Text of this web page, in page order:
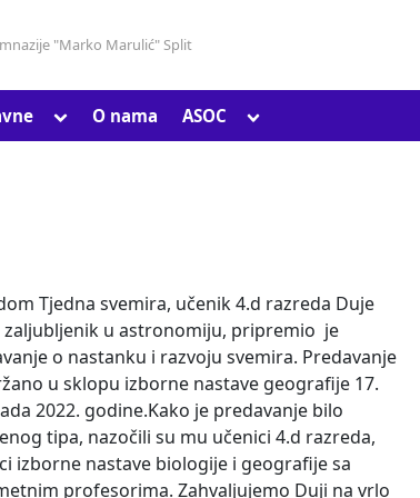
"Marko Marulić" Split
Toggle
menu
Toggle
sub-
O nama ASOC
Toggle
sub-
Tjedna svemira, učenik 4.d razreda Duje
zaljubljenik u astronomiju, pripremio je
o nastanku i razvoju svemira. Predavanje
u sklopu izborne nastave geografije 17.
2022. godine.Kako je predavanje bilo
tipa, nazočili su mu učenici 4.d razreda,
izborne nastave biologije i geografije sa
profesorima. Zahvaljujemo Duji na vrlo